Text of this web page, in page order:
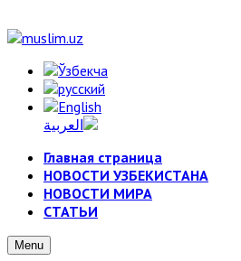
Главная страница
НОВОСТИ УЗБЕКИСТАНА
НОВОСТИ МИРА
СТАТЬИ
Menu